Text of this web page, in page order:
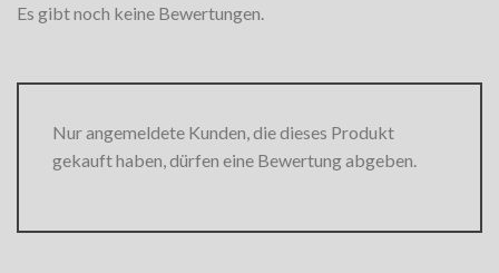
Es gibt noch keine Bewertungen.
Nur angemeldete Kunden, die dieses Produkt
gekauft haben, dürfen eine Bewertung abgeben.